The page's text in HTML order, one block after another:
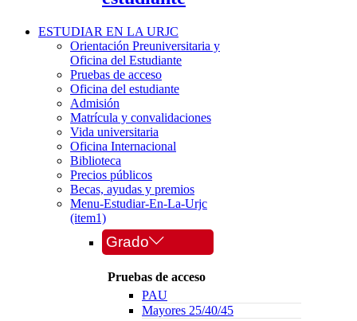
ESTUDIAR EN LA URJC
Orientación Preuniversitaria y
Oficina del Estudiante
Pruebas de acceso
Oficina del estudiante
Admisión
Matrícula y convalidaciones
Vida universitaria
Oficina Internacional
Biblioteca
Precios públicos
Becas, ayudas y premios
Menu-Estudiar-En-La-Urjc
(item1)
Grado
Pruebas de acceso
PAU
Mayores 25/40/45